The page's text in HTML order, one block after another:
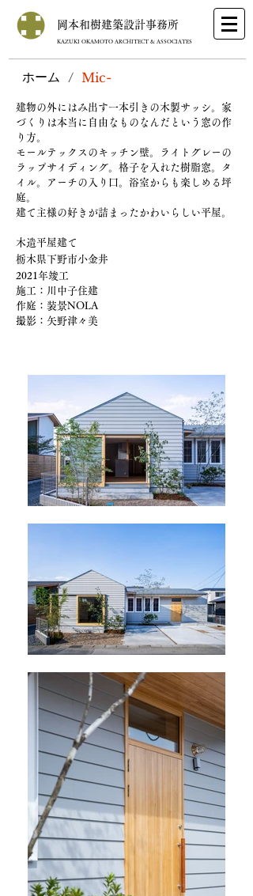
岡本和樹建築設計事務所
KAZUKI OKAMOTO ARCHITECT & ASSOCIATES
ホーム / Mic-
​建物の外にはみ出す一本引きの木製サッシ。家
づくりは本当に自由なものなんだという窓の作
り方。
​モールテックスのキッチン壁。ライトグレーの
ラップサイディング。格子を入れた樹脂窓。タ
イル。アーチの入り口。浴室からも楽しめる坪
庭。
建て主様の好きが詰まったかわいらしい平屋。
木造平屋建て
栃木県下野市小金井
2021年竣工
施工：川中子住建
作庭：装景NOLA
​​撮影：矢野津々美​